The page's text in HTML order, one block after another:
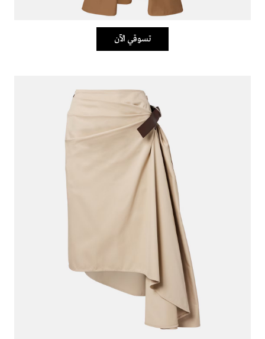
تسوقي الآن